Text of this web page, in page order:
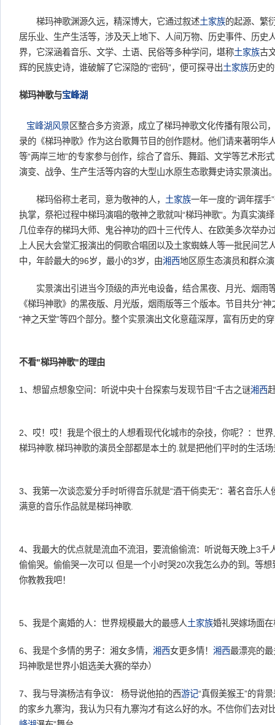
梯玛神歌渊源久远，精深博大，它通过叙述土家族的起源、繁
居乐业、生产生活等，涉及天上地下、人间万物、历史事件、历史
界，它深涵着音乐、文学、土语、民俗等多种学问，堪称土家族古
辉的民族史诗，谁破解了它深隐的“密码”，便可探寻出土家族历史
梯玛神歌与宝峰湖
宝峰湖风景区整合多方资源，成立了梯玛神歌文化传播有限公司
录的《梯玛神歌》作为这台歌舞节目的创作题材。他们请来著明华
等“两岸三地”的专家参与创作，综合了音乐、舞蹈、文学等艺术形
演变、战争、生产生活等内容的大型山水原生态歌舞史诗实景演出
梯玛俗称土老司，意为敬神的人， 土家族一年一度的“调年摆手
执掌，祭祀过程中梯玛演唱的敬神之歌就叫“梯玛神歌”。为真实演
几位幸存的梯玛大师、鬼谷神功的四十三代传人、在欧美多次举办
上人民大会堂汇报演出的侗歌合唱团以及土家蜘蛛人等一批民间艺
中，年龄最大的96岁，最小的3岁，由湘西地区原生态演员和群众
实景演出引进当今顶级的声光电设备，结合黑夜、月光、烟雨
《梯玛神歌》的黑夜版、月光版，烟雨版等三个版本。节目共分“神
“神之天堂”等四个部分。整个实景演出文化意蕴深厚，富有历史的
不看"梯玛神歌"的理由
1、想留点想象空间：听说中央十台探索与发现节目"千古之谜湘西
2、哎！哎！我是个很土的人想看现代化城市的杂技，你呢？：世
梯玛神歌.梯玛神歌的演员全部都是本土的.就是把他们平时的生活场
3、我第一次谈恋爱分手时听得音乐就是“酒干倘卖无”：著名音乐
满意的音乐作品就是梯玛神歌.
4、我最大的优点就是流血不流泪，要流偷偷流：听说每天晚上3千
偷偷哭。偷偷哭一次可以 但是一个小时哭20次我怎么办的到。等
你教教我吧！
5、我是个离婚的人：世界规模最大的最感人土家族婚礼哭嫁场面
6、我是个多情的男子：湘女多情， 湘西女更多情！ 湘西最漂亮的
玛神歌是世界小姐选美大赛的举办）
7、我与导演杨洁有争议： 杨导说他拍的西游记“真假美猴王”的背
的家乡九寨沟，我认为只有九寨沟才有这么好的水。不信你们去对